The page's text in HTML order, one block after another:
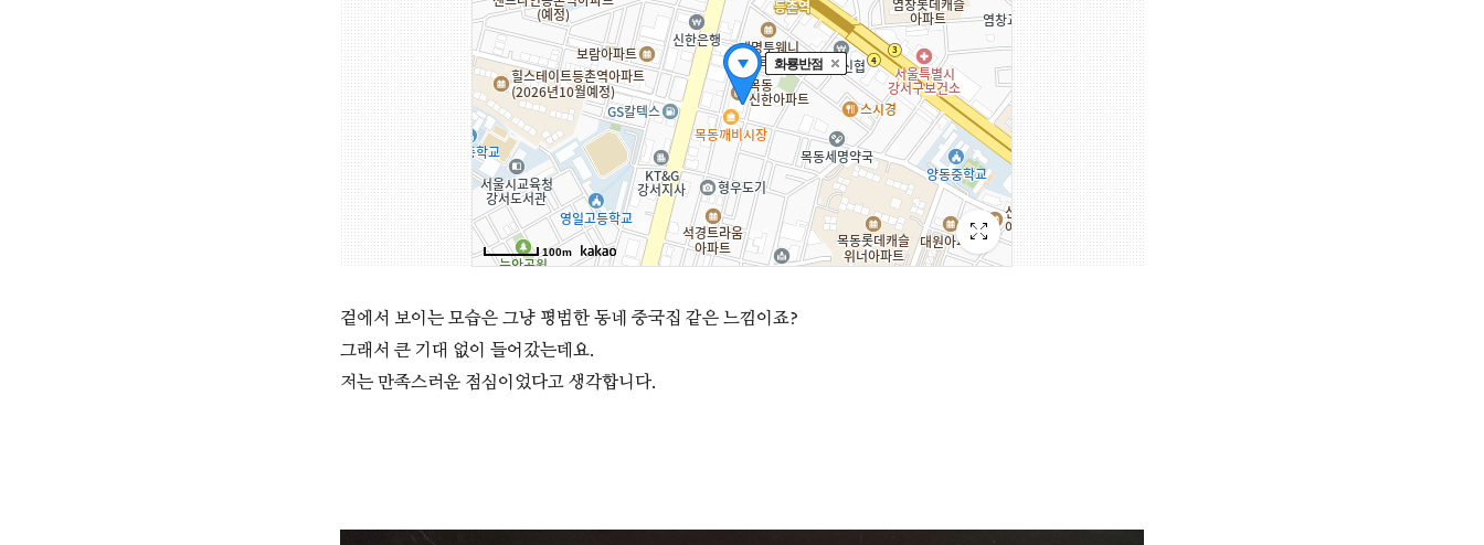
겉에서 보이는 모습은 그냥 평범한 동네 중국집 같은 느낌이죠?
그래서 큰 기대 없이 들어갔는데요.
저는 만족스러운 점심이었다고 생각합니다.